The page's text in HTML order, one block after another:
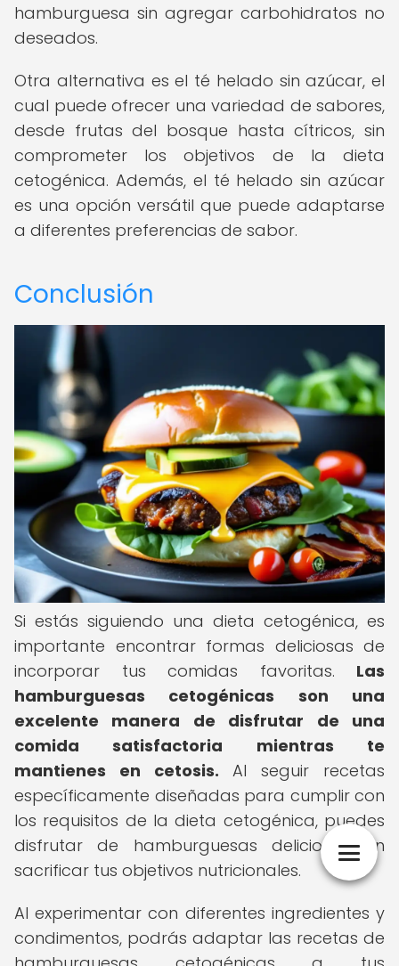
hamburguesa sin agregar carbohidratos no
deseados.
Otra alternativa es el té helado sin azúcar, el
cual puede ofrecer una variedad de sabores,
desde frutas del bosque hasta cítricos, sin
comprometer los objetivos de la dieta
cetogénica. Además, el té helado sin azúcar
es una opción versátil que puede adaptarse
a diferentes preferencias de sabor.
Conclusión
Si estás siguiendo una dieta cetogénica, es
importante encontrar formas deliciosas de
incorporar tus comidas favoritas. Las
hamburguesas cetogénicas son una
excelente manera de disfrutar de una
comida satisfactoria mientras te
mantienes en cetosis. Al seguir recetas
específicamente diseñadas para cumplir con
los requisitos de la dieta cetogénica, puedes
disfrutar de hamburguesas deliciosas sin
sacrificar tus objetivos nutricionales.
Al experimentar con diferentes ingredientes y
condimentos, podrás adaptar las recetas de